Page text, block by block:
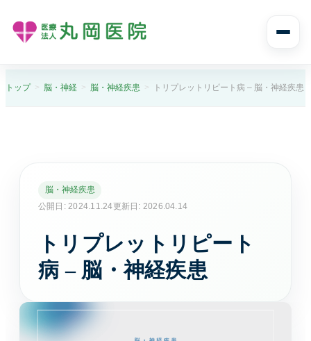
診療案内
消化器内科
胃痛や腹痛、逆流性食道炎など消化器症状に対応し
ます。
循環器内科
高血圧や不整脈、動悸など循環器症状を診療しま
トップ 脳・神経 脳・神経疾患 トリプレットリピート病 – 脳・神経疾患
脳・神経疾患
公開日: 2024.11.24更新日: 2026.04.14
トリプレットリピート
病 – 脳・神経疾患